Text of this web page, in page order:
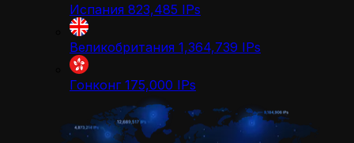
Испания 823,485 IPs
Великобритания 1,364,739 IPs
Гонконг 175,000 IPs